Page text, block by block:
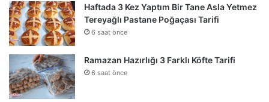
Haftada 3 Kez Yaptım Bir Tane Asla Yetmez
Tereyağlı Pastane Poğaçası Tarifi
6 saat önce
Ramazan Hazırlığı 3 Farklı Köfte Tarifi
6 saat önce